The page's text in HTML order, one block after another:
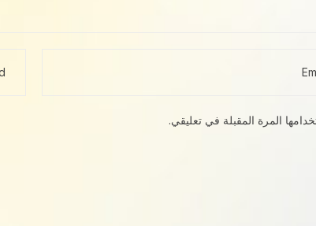
المرة المقبلة في تعليقي.